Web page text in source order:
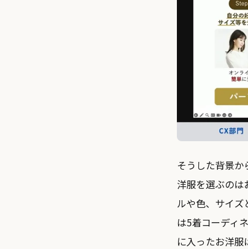
そうした背景
洋服を選ぶのは
ルや色、サイ
は5着コーディ
に入ったお洋服